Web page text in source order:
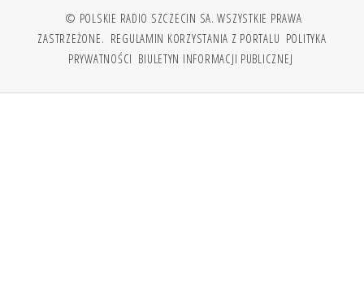
© POLSKIE RADIO SZCZECIN SA. WSZYSTKIE PRAWA
ZASTRZEŻONE. REGULAMIN KORZYSTANIA Z PORTALU POLITYKA
PRYWATNOŚCI BIULETYN INFORMACJI PUBLICZNEJ